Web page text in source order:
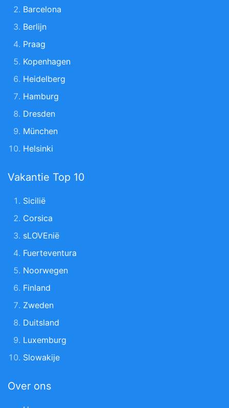
Barcelona
Berlijn
Praag
Kopenhagen
Heidelberg
Hamburg
Dresden
München
Helsinki
Vakantie Top 10
Sicilië
Corsica
sLOVEnië
Fuerteventura
Noorwegen
Finland
Zweden
Duitsland
Luxemburg
Slowakije
Over ons